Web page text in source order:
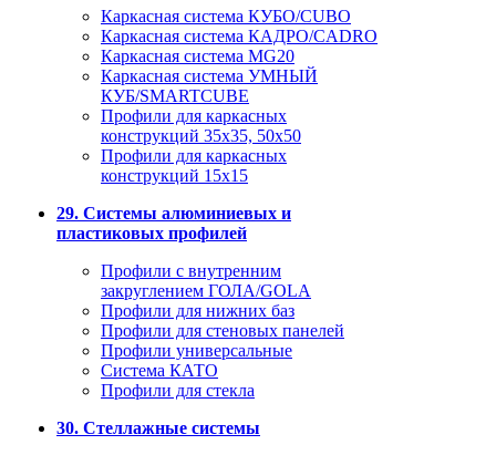
Каркасная система КУБО/CUBO
Каркасная система КАДРО/CADRO
Каркасная система MG20
Каркасная система УМНЫЙ
КУБ/SMARTCUBE
Профили для каркасных
конструкций 35x35, 50x50
Профили для каркасных
конструкций 15х15
29. Системы алюминиевых и
пластиковых профилей
Профили с внутренним
закруглением ГОЛА/GOLA
Профили для нижних баз
Профили для стеновых панелей
Профили универсальные
Система КАТО
Профили для стекла
30. Стеллажные системы